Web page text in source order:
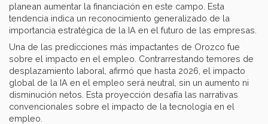
planean aumentar la financiación en este campo. Esta
tendencia indica un reconocimiento generalizado de la
importancia estratégica de la IA en el futuro de las empresas.
Una de las predicciones más impactantes de Orozco fue
sobre el impacto en el empleo. Contrarrestando temores de
desplazamiento laboral, afirmó que hasta 2026, el impacto
global de la IA en el empleo será neutral, sin un aumento ni
disminución netos. Esta proyección desafía las narrativas
convencionales sobre el impacto de la tecnología en el
empleo.